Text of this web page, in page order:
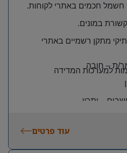
חשמל חכמים באתרי לקוחות.
במונים.
מתקן רשמיים באתרי
למערכות המדידה
ת – חובה
יתרון
8:00–17:00
עוד פרטים